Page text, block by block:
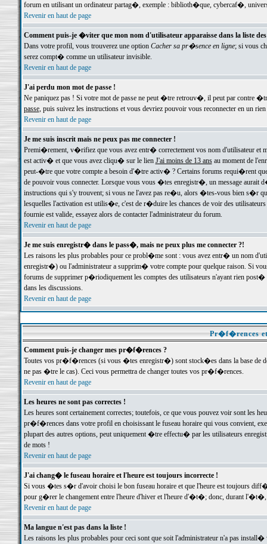
forum en utilisant un ordinateur partag�, exemple : biblioth�que, cybercaf�,
Revenir en haut de page
Comment puis-je �viter que mon nom d'utilisateur apparaisse dans la liste
Dans votre profil, vous trouverez une option Cacher sa pr�sence en ligne; si vous
serez compt� comme un utilisateur invisible.
Revenir en haut de page
J'ai perdu mon mot de passe !
Ne paniquez pas ! Si votre mot de passe ne peut �tre retrouv�, il peut par contre
passe, puis suivez les instructions et vous devriez pouvoir vous reconnecter en un rien
Revenir en haut de page
Je me suis inscrit mais ne peux pas me connecter !
Premi�rement, v�rifiez que vous avez entr� correctement vos nom d'utilisateur
est activ� et que vous avez cliqu� sur le lien J'ai moins de 13 ansau moment de
peut-�tre que votre compte a besoin d'�tre activ� ? Certains forums requi�rent
de pouvoir vous connecter. Lorsque vous vous �tes enregistr�, un message aurait
instructions qui s'y trouvent; si vous ne l'avez pas re�u, alors �tes-vous bien s�r
lesquelles l'activation est utilis�e, c'est de r�duire les chances de voir des
fournie est valide, essayez alors de contacter l'administrateur du forum.
Revenir en haut de page
Je me suis enregistr� dans le pass�, mais ne peux plus me connecter ?!
Les raisons les plus probables pour ce probl�me sont : vous avez entr� un nom
enregistr�) ou l'administrateur a supprim� votre compte pour quelque raison. Si
forums de supprimer p�riodiquement les comptes des utilisateurs n'ayant rien
dans les discussions.
Revenir en haut de page
Pr�f�rences
Comment puis-je changer mes pr�f�rences ?
Toutes vos pr�f�rences (si vous �tes enregistr�) sont stock�es dans la base de
ne pas �tre le cas). Ceci vous permettra de changer toutes vos pr�f�rences.
Revenir en haut de page
Les heures ne sont pas correctes !
Les heures sont certainement correctes; toutefois, ce que vous pouvez voir sont
pr�f�rences dans votre profil en choisissant le fuseau horaire qui vous convient,
plupart des autres options, peut uniquement �tre effectu� par les utilisateurs
de mots !
Revenir en haut de page
J'ai chang� le fuseau horaire et l'heure est toujours incorrecte !
Si vous �tes s�r d'avoir choisi le bon fuseau horaire et que l'heure est toujours
pour g�rer le changement entre l'heure d'hiver et l'heure d'�t�; donc, durant
Revenir en haut de page
Ma langue n'est pas dans la liste !
Les raisons les plus probables pour ceci sont que soit l'administrateur n'a pas